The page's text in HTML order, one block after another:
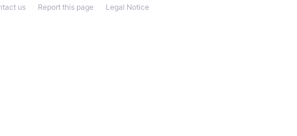
Legal Notice
Report this page
us